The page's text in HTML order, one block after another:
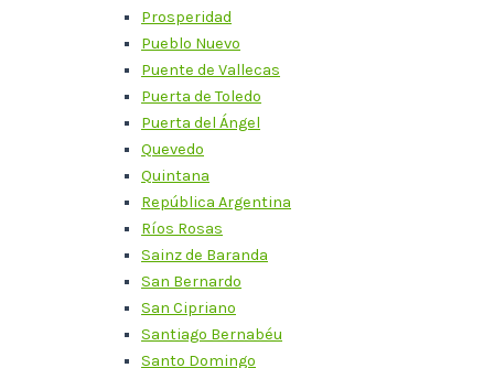
Prosperidad
Pueblo Nuevo
Puente de Vallecas
Puerta de Toledo
Puerta del Ángel
Quevedo
Quintana
República Argentina
Ríos Rosas
Sainz de Baranda
San Bernardo
San Cipriano
Santiago Bernabéu
Santo Domingo